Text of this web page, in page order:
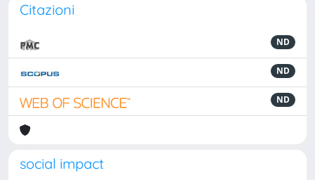
Citazioni
ND
ND
ND
social impact